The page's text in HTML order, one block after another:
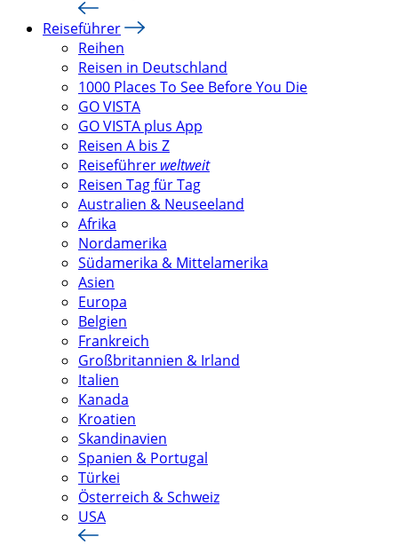
Reiseführer
Reihen
Reisen in Deutschland
1000 Places To See Before You Die
GO VISTA
GO VISTA plus App
Reisen A bis Z
Reiseführer weltweit
Reisen Tag für Tag
Australien & Neuseeland
Afrika
Nordamerika
Südamerika & Mittelamerika
Asien
Europa
Belgien
Frankreich
Großbritannien & Irland
Italien
Kanada
Kroatien
Skandinavien
Spanien & Portugal
Türkei
Österreich & Schweiz
USA